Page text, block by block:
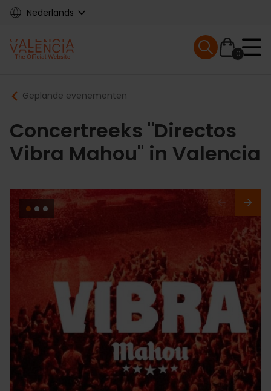
Skip
content
Nederlands
Main
navigation
0
Mobile menu
Breadcrumb
Geplande evenementen
Concertreeks "Directos
Vibra Mahou" in Valencia